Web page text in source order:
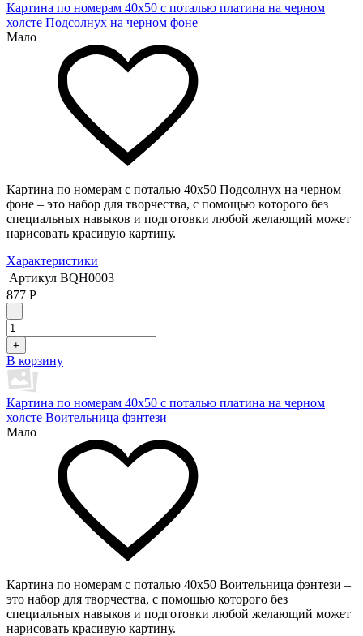
Картина по номерам 40х50 с поталью платина на черном
холсте Подсолнух на черном фоне
Мало
Картина по номерам с поталью 40х50 Подсолнух на черном
фоне – это набор для творчества, с помощью которого без
специальных навыков и подготовки любой желающий может
нарисовать красивую картину.
Характеристики
Артикул BQH0003
877 Р
-
+
В корзину
Картина по номерам 40х50 с поталью платина на черном
холсте Воительница фэнтези
Мало
Картина по номерам с поталью 40х50 Воительница фэнтези –
это набор для творчества, с помощью которого без
специальных навыков и подготовки любой желающий может
нарисовать красивую картину.